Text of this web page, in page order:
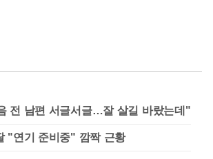
전 남편 서글서글…잘 살길 바랐는데"
"연기 준비중" 깜짝 근황